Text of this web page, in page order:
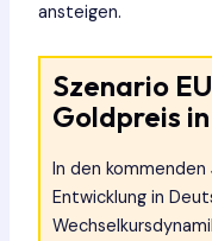
ansteigen.
Szenario
Goldpreis
In den
Entwicklung in